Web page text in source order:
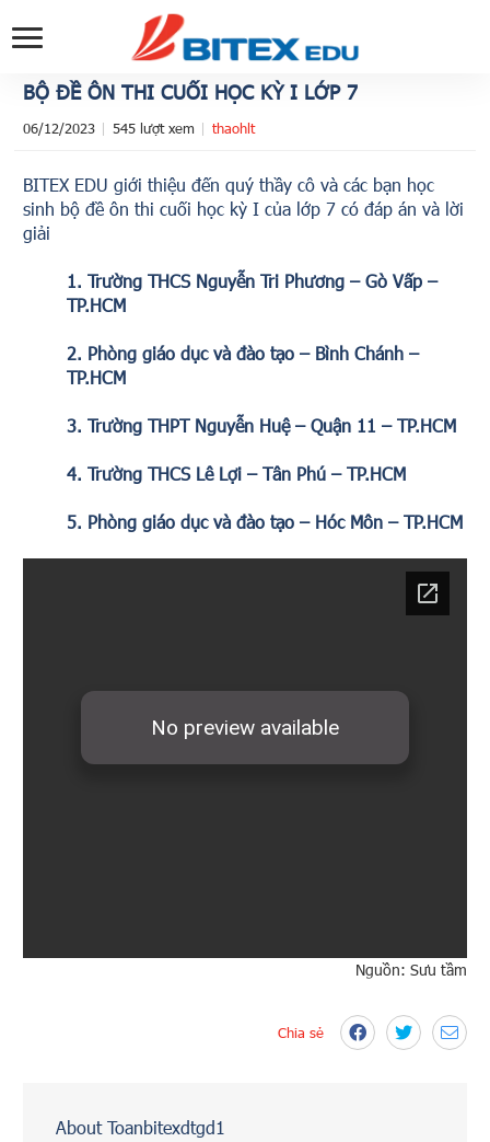
BỘ ĐỀ ÔN THI CUỐI HỌC KỲ I LỚP 7
06/12/2023 545 lượt xem thaohlt
BITEX EDU giới thiệu đến quý thầy cô và các bạn học
sinh bộ đề ôn thi cuối học kỳ I của lớp 7 có đáp án và lời
giải
1. Trường THCS Nguyễn Tri Phương – Gò Vấp –
TP.HCM
2. Phòng giáo dục và đào tạo – Bình Chánh –
TP.HCM
3. Trường THPT Nguyễn Huệ – Quận 11 – TP.HCM
4. Trường THCS Lê Lợi – Tân Phú – TP.HCM
5. Phòng giáo dục và đào tạo – Hóc Môn – TP.HCM
Nguồn: Sưu tầm
Chia sẻ
About Toanbitexdtgd1